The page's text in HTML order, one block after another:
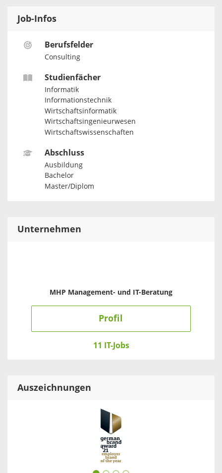
Job-Infos
Berufsfelder
Consulting
Studienfächer
Informatik
Informationstechnik
Wirtschaftsinformatik
Wirtschaftsingenieurwesen
Wirtschaftswissenschaften
Abschluss
Ausbildung
Bachelor
Master/Diplom
Unternehmen
MHP Management- und IT-Beratung
Profil
11 IT-Jobs
Auszeichnungen